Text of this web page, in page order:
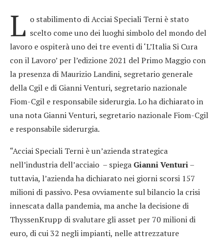
L o stabilimento di Acciai Speciali Terni è stato
scelto come uno dei luoghi simbolo del mondo del
lavoro e ospiterà uno dei tre eventi di ‘L’Italia Si Cura
con il Lavoro’ per l’edizione 2021 del Primo Maggio con
la presenza di Maurizio Landini, segretario generale
della Cgil e di Gianni Venturi, segretario nazionale
Fiom-Cgil e responsabile siderurgia. Lo ha dichiarato in
una nota Gianni Venturi, segretario nazionale Fiom-Cgil
e responsabile siderurgia.
“Acciai Speciali Terni è un’azienda strategica
nell’industria dell’acciaio – spiega Gianni Venturi–
tuttavia, l’azienda ha dichiarato nei giorni scorsi 157
milioni di passivo. Pesa ovviamente sul bilancio la crisi
innescata dalla pandemia, ma anche la decisione di
ThyssenKrupp di svalutare gli asset per 70 milioni di
euro, di cui 32 negli impianti, nelle attrezzature